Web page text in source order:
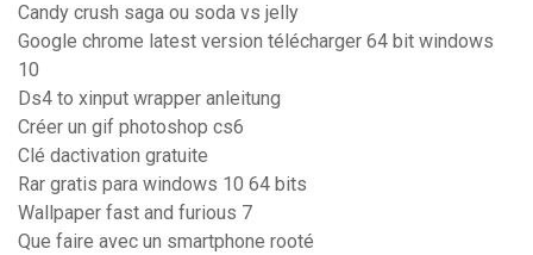
Candy crush saga ou soda vs jelly
Google chrome latest version télécharger 64 bit windows
10
Ds4 to xinput wrapper anleitung
Créer un gif photoshop cs6
Clé dactivation gratuite
Rar gratis para windows 10 64 bits
Wallpaper fast and furious 7
Que faire avec un smartphone rooté